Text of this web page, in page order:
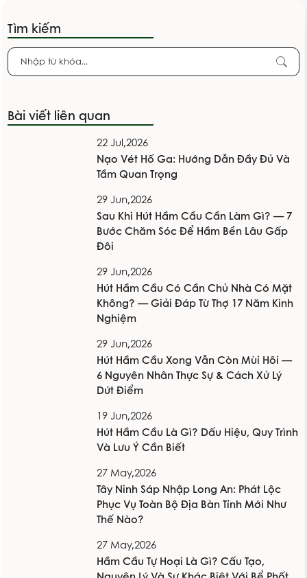
Tìm kiếm
Bài viết liên quan
22 Jul,2026
Nạo Vét Hố Ga: Hướng Dẫn Đầy Đủ Và
Tầm Quan Trọng
29 Jun,2026
Sau Khi Hút Hầm Cầu Cần Làm Gì? — 7
Bước Chăm Sóc Để Hầm Bền Lâu Gấp
Đôi
29 Jun,2026
Hút Hầm Cầu Có Cần Chủ Nhà Có Mặt
Không? — Giải Đáp Từ Thợ 17 Năm Kinh
Nghiệm
29 Jun,2026
Hút Hầm Cầu Xong Vẫn Còn Mùi Hôi —
6 Nguyên Nhân Thực Sự & Cách Xử Lý
Dứt Điểm
19 Jun,2026
Hút Hầm Cầu Là Gì? Dấu Hiệu, Quy Trình
Và Lưu Ý Cần Biết
27 May,2026
Tây Ninh Sáp Nhập Long An: Phát Lộc
Phục Vụ Toàn Bộ Địa Bàn Tỉnh Mới Như
Thế Nào?
27 May,2026
Hầm Cầu Tự Hoại Là Gì? Cấu Tạo,